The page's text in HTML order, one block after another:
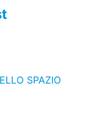
SPAZIO